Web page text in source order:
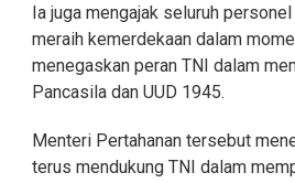
Ia juga mengajak seluruh
meraih kemerdekaan dalam
menegaskan peran TNI dalam
Pancasila dan UUD 1945.
Menteri Pertahanan tersebut
terus mendukung TNI dalam